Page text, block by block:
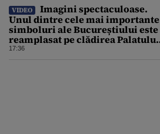
VIDEO
Imagini spectaculoase.
Unul dintre cele mai importante
simboluri ale Bucureștiului este
reamplasat pe clădirea Palatului
Universității
17:36